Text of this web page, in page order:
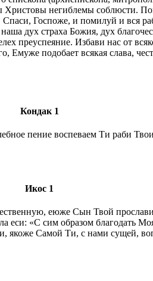
негиблемы соблюсти.
Госпоже, и помилуй и вся
дух страха Божия, дух
преуспеяние. Избави нас от
Емуже подобает всякая слава,
Кондак 1
пение воспеваем Ти раби
Икос 1
еюже Сын Твой
«С сим образом благодать
и, якоже Самой Ти, с нами сущей,